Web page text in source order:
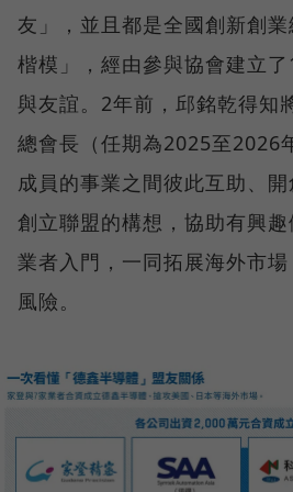
友」，並且都是全國創新創
楷模」，經由參與協會建立
與友誼。2年前，邱銘乾得知
總會長（任期為2025至2026
成員的事業之間彼此互助、
創立聯盟的構想，協助有興
業者入門，一同拓展海外市
風險。